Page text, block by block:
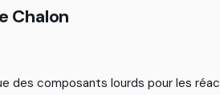
e Chalon
e des composants lourds pour les réac